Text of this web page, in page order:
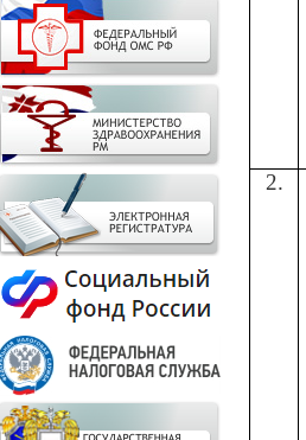
2.